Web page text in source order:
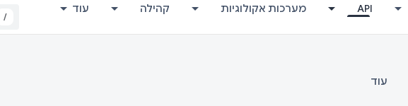
API מערכות אקולוגיות קהילה עוד
/
עוד